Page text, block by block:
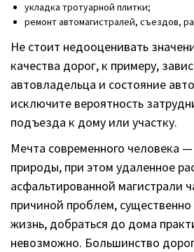
укладка тротуарной плитки;
ремонт автомагистралей, съездов,
Не стоит недооценивать
качества дорог, к примеру,
автовладельца и состояние
исключите вероятность
подъезда к дому или участку.
Мечта современного человека
природы, при этом удаленное
асфальтированной магистрали
причиной проблем,
жизнь, добраться до дома
невозможно. Большинство